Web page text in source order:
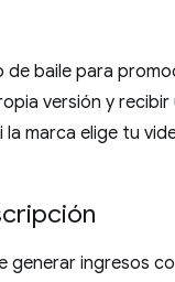
de baile para
versión y
marca elige tu
generar ingresos